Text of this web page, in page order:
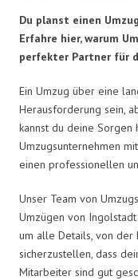
Du planst einen
Erfahre hier, warum
perfekter Partner für
Ein Umzug über eine
Herausforderung sein,
kannst du deine Sorgen
Umzugsunternehmen
einen professionellen
Unser Team von
Umzügen von
um alle Details, von der
sicherzustellen, dass
Mitarbeiter sind gut